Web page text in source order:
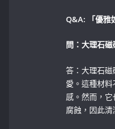
Q&A: 「優雅
問：大理石磁
答：大理石
愛。這種材
感。然而，
腐蝕，因此清